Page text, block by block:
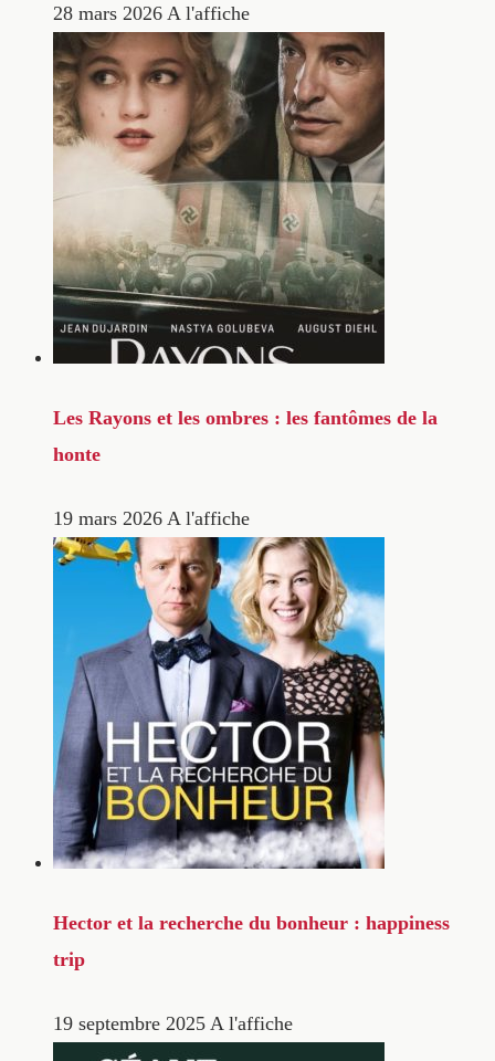
28 mars 2026 A l'affiche
Les Rayons et les ombres : les fantômes de la
honte
19 mars 2026 A l'affiche
Hector et la recherche du bonheur : happiness
trip
19 septembre 2025 A l'affiche